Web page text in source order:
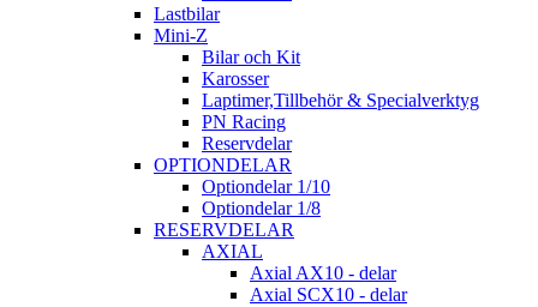
Lastbilar
Mini-Z
Bilar och Kit
Karosser
Laptimer,Tillbehör & Specialverktyg
PN Racing
Reservdelar
OPTIONDELAR
Optiondelar 1/10
Optiondelar 1/8
RESERVDELAR
AXIAL
Axial AX10 - delar
Axial SCX10 - delar